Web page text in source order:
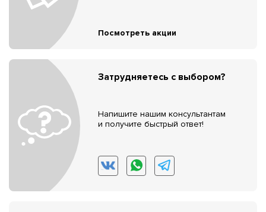
Посмотреть акции
Затрудняетесь с выбором?
Напишите нашим консультантам
и получите быстрый ответ!